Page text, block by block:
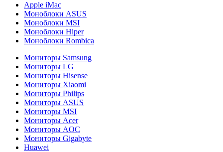
Apple iMac
Моноблоки ASUS
Моноблоки MSI
Моноблоки Hiper
Моноблоки Rombica
Мониторы Samsung
Мониторы LG
Мониторы Hisense
Мониторы Xiaomi
Мониторы Philips
Мониторы ASUS
Мониторы MSI
Мониторы Acer
Мониторы AOC
Мониторы Gigabyte
Huawei